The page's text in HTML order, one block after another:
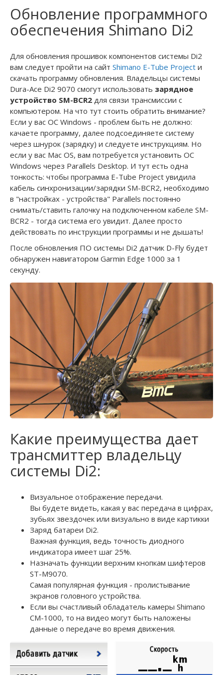
Обновление программного
обеспечения Shimano Di2
Для обновления прошивок компонентов системы Di2
вам следует пройти на сайт Shimano E-Tube Project и
скачать программу обновления. Владельцы системы
Dura-Ace Di2 9070 смогут использовать зарядное
устройство SM-BCR2 для связи трансмиссии с
компьютером. На что тут стоить обратить внимание?
Если у вас ОС Windows - проблем быть не должно:
качаете программу, далее подсоединяете систему
через шнурок (зарядку) и следуете инструкциям. Но
если у вас Mac OS, вам потребуется установить ОС
Windows через Parallels Desktop. И тут есть одна
тонкость: чтобы программа E-Tube Project увидила
кабель синхронизации/зарядки SM-BCR2, необходимо
в "настройках - устройства" Parallels постоянно
снимать/ставить галочку на подключенном кабеле SM-
BCR2 - тогда система его увидит. Далее просто
действовать по инструкции программы и не дышать!
После обновления ПО системы Di2 датчик D-Fly будет
обнаружен навигатором Garmin Edge 1000 за 1
секунду.
Какие преимущества дает
трансмиттер владельцу
системы Di2:
Визуальное отображение передачи.
Вы будете видеть, какая у вас передача в цифрах,
зубьях звездочек или визуально в виде картикки
Заряд батареи Di2.
Важная функция, ведь точность диодного
индикатора имеет шаг 25%.
Назначать функции верхним кнопкам шифтеров
ST-M9070.
Самая популярная функция - пролистывание
экранов головного устройства.
Если вы счастливый обладатель камеры Shimano
CM-1000, то на видео могут быть наложены
данные о передаче во время движения.